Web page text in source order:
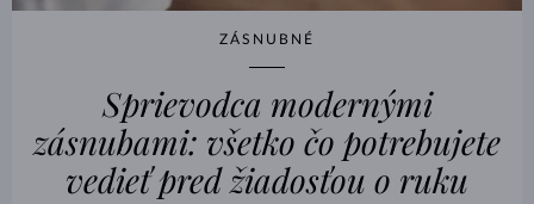
ZÁSNUBNÉ
Sprievodca modernými
zásnubami: všetko čo potrebujete
vedieť pred žiadosťou o ruku